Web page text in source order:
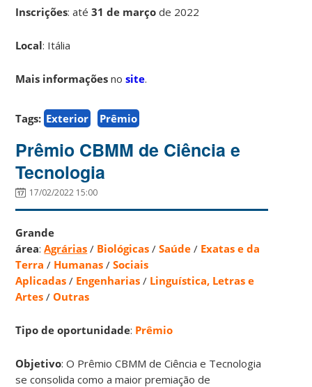
Inscrições: até31 de marçode 2022
Local: Itália
Mais informações nosite.
Tags: Exterior Prêmio
Prêmio CBMM de Ciência e
Tecnologia
17/02/2022 15:00
Grande
área:Agrárias / Biológicas /Saúde / Exatas e da
Terra / Humanas /Sociais
Aplicadas / Engenharias / Linguística, Letras e
Artes /Outras
Tipo de oportunidade: Prêmio
Objetivo: O Prêmio CBMM de Ciência e Tecnologia
se consolida como a maior premiação de